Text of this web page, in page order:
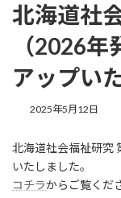
北海道社
（2026
アップい
2025年5月12日
北海道社会福祉研究
いたしました。
コチラからご覧くだ